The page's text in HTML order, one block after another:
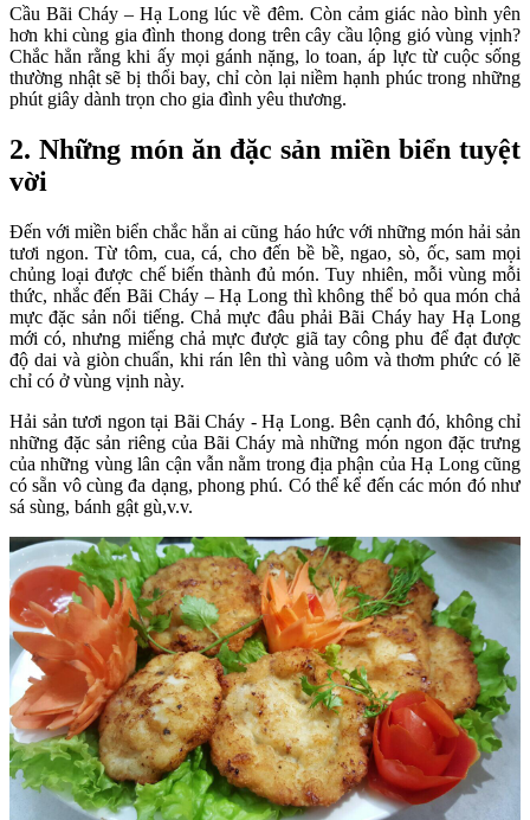
Cầu Bãi Cháy – Hạ Long lúc về đêm. Còn cảm giác nào bình yên
hơn khi cùng gia đình thong dong trên cây cầu lộng gió vùng vịnh?
Chắc hẳn rằng khi ấy mọi gánh nặng, lo toan, áp lực từ cuộc sống
thường nhật sẽ bị thổi bay, chỉ còn lại niềm hạnh phúc trong những
phút giây dành trọn cho gia đình yêu thương.
2. Những món ăn đặc sản miền biển tuyệt
vời
Đến với miền biển chắc hẳn ai cũng háo hức với những món hải sản
tươi ngon. Từ tôm, cua, cá, cho đến bề bề, ngao, sò, ốc, sam mọi
chủng loại được chế biến thành đủ món. Tuy nhiên, mỗi vùng mỗi
thức, nhắc đến Bãi Cháy – Hạ Long thì không thể bỏ qua món chả
mực đặc sản nổi tiếng. Chả mực đâu phải Bãi Cháy hay Hạ Long
mới có, nhưng miếng chả mực được giã tay công phu để đạt được
độ dai và giòn chuẩn, khi rán lên thì vàng uôm và thơm phức có lẽ
chỉ có ở vùng vịnh này.
Hải sản tươi ngon tại Bãi Cháy - Hạ Long. Bên cạnh đó, không chỉ
những đặc sản riêng của Bãi Cháy mà những món ngon đặc trưng
của những vùng lân cận vẫn nằm trong địa phận của Hạ Long cũng
có sẵn vô cùng đa dạng, phong phú. Có thể kể đến các món đó như
sá sùng, bánh gật gù,v.v.